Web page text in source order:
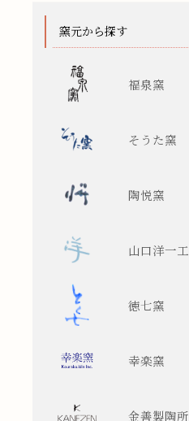
窯元から探す
福泉窯
そうた窯
陶悦窯
山口洋一
徳七窯
幸楽窯
金善製陶所